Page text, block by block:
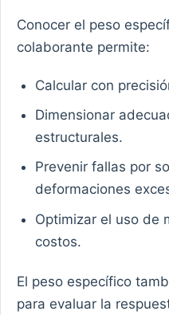
Conocer el peso
colaborante permite:
Calcular con
Dimensionar
estructurales.
Prevenir fallas por
deformaciones
Optimizar el uso de
costos.
El peso específico
para evaluar la